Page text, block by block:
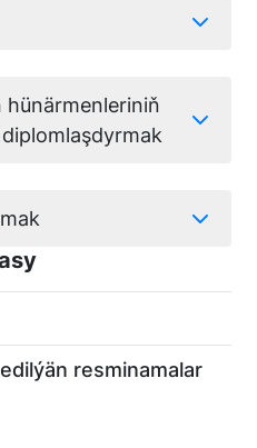
hünärmenleriniň
resminamalar